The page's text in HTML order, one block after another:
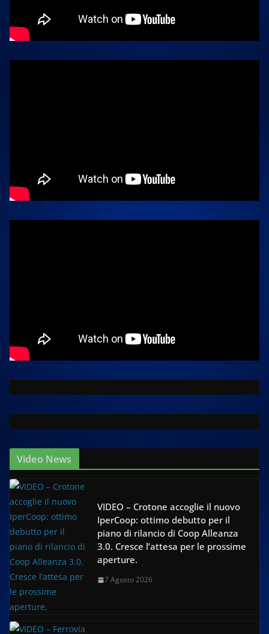
Video News
VIDEO – Crotone accoglie il nuovo
IperCoop: ottimo debutto per il
piano di rilancio di Coop Alleanza
3.0. Cresce l’attesa per le prossime
aperture.
7 Agosto 2026